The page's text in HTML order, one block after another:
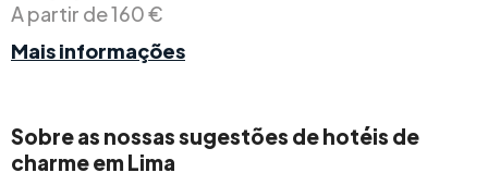
A partir de 160 €
Mais informações
Sobre as nossas sugestões de hotéis de
charme em Lima